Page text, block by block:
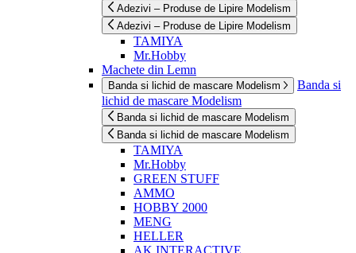
Adezivi – Produse de Lipire Modelism
Adezivi – Produse de Lipire Modelism
TAMIYA
Mr.Hobby
Machete din Lemn
Banda si lichid de mascare Modelism
Banda si
lichid de mascare Modelism
Banda si lichid de mascare Modelism
Banda si lichid de mascare Modelism
TAMIYA
Mr.Hobby
GREEN STUFF
AMMO
HOBBY 2000
MENG
HELLER